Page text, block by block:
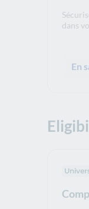
dans
En